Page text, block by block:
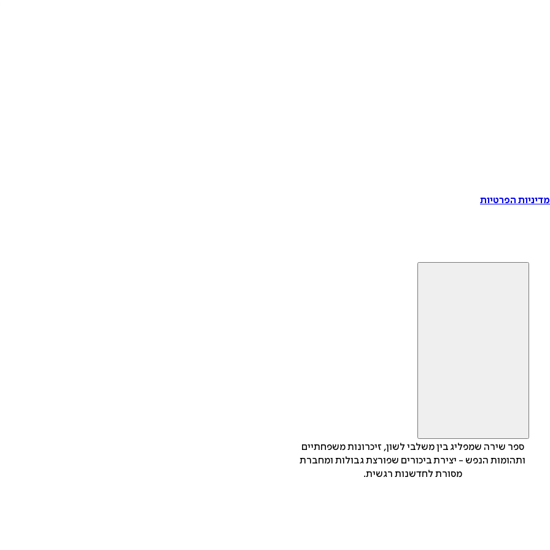
הפרטיות
ספר שירה שמפליג בין משלבי לשון, זיכרונות משפחתיים
ותהומות הנפש - יצירת ביכורים שפורצת גבולות ומחברת
מסורת לחדשנות רגשית.